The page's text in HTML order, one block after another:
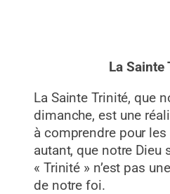
La Sainte
La Sainte Trinité, que
dimanche, est une
à comprendre pour
autant, que notre Dieu
« Trinité » n’est pas
de notre foi.